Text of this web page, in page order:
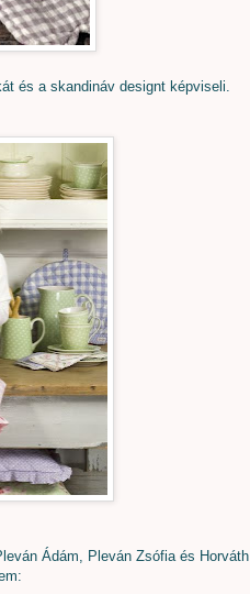
és a skandináv designt képviseli.
Ádám, Pleván Zsófia és Horváth